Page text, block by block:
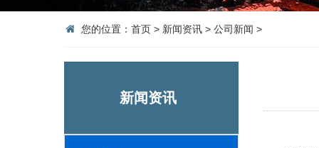
您的位置： 首页 > 新闻资讯 > 公司新闻 >
新闻资讯